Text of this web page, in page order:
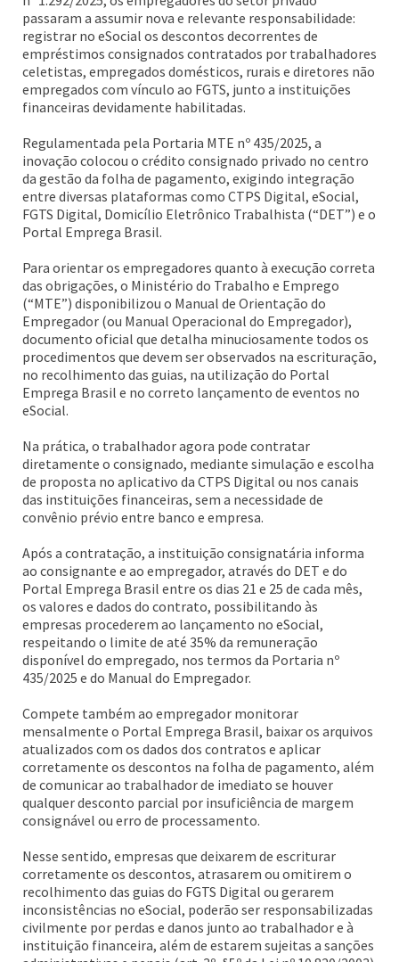
passaram a assumir nova e relevante responsabilidade:
registrar no eSocial os descontos decorrentes de
empréstimos consignados contratados por trabalhadores
celetistas, empregados domésticos, rurais e diretores não
empregados com vínculo ao FGTS, junto a instituições
financeiras devidamente habilitadas.
Regulamentada pela Portaria MTE nº 435/2025, a
inovação colocou o crédito consignado privado no centro
da gestão da folha de pagamento, exigindo integração
entre diversas plataformas como CTPS Digital, eSocial,
FGTS Digital, Domicílio Eletrônico Trabalhista (“DET”) e o
Portal Emprega Brasil.
Para orientar os empregadores quanto à execução correta
das obrigações, o Ministério do Trabalho e Emprego
(“MTE”) disponibilizou o Manual de Orientação do
Empregador (ou Manual Operacional do Empregador),
documento oficial que detalha minuciosamente todos os
procedimentos que devem ser observados na escrituração,
no recolhimento das guias, na utilização do Portal
Emprega Brasil e no correto lançamento de eventos no
eSocial.
Na prática, o trabalhador agora pode contratar
diretamente o consignado, mediante simulação e escolha
de proposta no aplicativo da CTPS Digital ou nos canais
das instituições financeiras, sem a necessidade de
convênio prévio entre banco e empresa.
Após a contratação, a instituição consignatária informa
ao consignante e ao empregador, através do DET e do
Portal Emprega Brasil entre os dias 21 e 25 de cada mês,
os valores e dados do contrato, possibilitando às
empresas procederem ao lançamento no eSocial,
respeitando o limite de até 35% da remuneração
disponível do empregado, nos termos da Portaria nº
435/2025 e do Manual do Empregador.
Compete também ao empregador monitorar
mensalmente o Portal Emprega Brasil, baixar os arquivos
atualizados com os dados dos contratos e aplicar
corretamente os descontos na folha de pagamento, além
de comunicar ao trabalhador de imediato se houver
qualquer desconto parcial por insuficiência de margem
consignável ou erro de processamento.
Nesse sentido, empresas que deixarem de escriturar
corretamente os descontos, atrasarem ou omitirem o
recolhimento das guias do FGTS Digital ou gerarem
inconsistências no eSocial, poderão ser responsabilizadas
civilmente por perdas e danos junto ao trabalhador e à
instituição financeira, além de estarem sujeitas a sanções